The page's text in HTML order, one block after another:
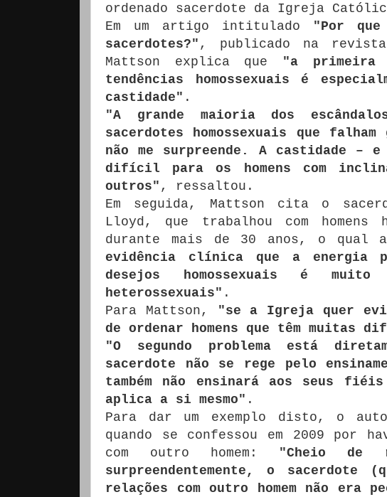
ordenado sacerdote da Igreja
Em um artigo intitulado "Por que
sacerdotes?" , publicado na
Mattson explica que
"a primeira
tendências homossexuais é
castidade" .
"A grande maioria dos
sacerdotes homossexuais que
não me surpreende. A castidade –
difícil para os homens com
outros" , ressaltou.
Em seguida, Mattson cita o
Lloyd, que trabalhou com homens
durante mais de 30 anos, o qual
evidência clínica que a energia
desejos homossexuais é
heterossexuais" .
Para Mattson,
"se a Igreja quer
de ordenar homens que têm muitas
"O segundo problema está
sacerdote não se rege pelo
também não ensinará aos seus
aplica a si mesmo" .
Para dar um exemplo disto, o
quando se confessou em 2009 por
com outro homem: "Cheio de
surpreendentemente, o
relações com outro homem não era